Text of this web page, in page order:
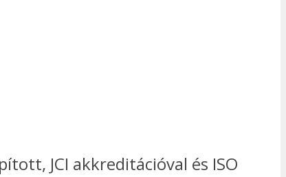
JCI akkreditációval és ISO